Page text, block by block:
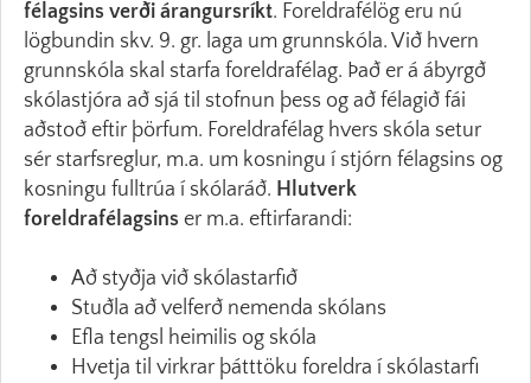
félagsins verði árangursríkt. Foreldrafélög eru nú
lögbundin skv. 9. gr. laga um grunnskóla. Við hvern
grunnskóla skal starfa foreldrafélag. Það er á ábyrgð
skólastjóra að sjá til stofnun þess og að félagið fái
aðstoð eftir þörfum. Foreldrafélag hvers skóla setur
sér starfsreglur, m.a. um kosningu í stjórn félagsins og
kosningu fulltrúa í skólaráð. Hlutverk
foreldrafélagsins er m.a. eftirfarandi:
Að styðja við skólastarfið
Stuðla að velferð nemenda skólans
Efla tengsl heimilis og skóla
Hvetja til virkrar þátttöku foreldra í skólastarfi